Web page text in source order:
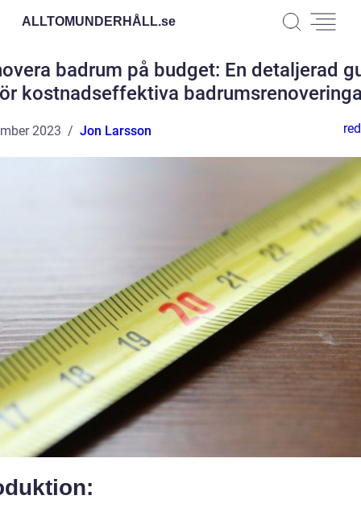
ALLTOMUNDERHÅLL.se
badrum på budget: En detaljerad
kostnadseffektiva
2023 Jon Larsson